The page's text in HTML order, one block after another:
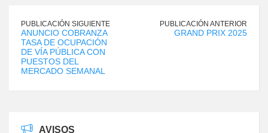
PUBLICACIÓN SIGUIENTE
ANUNCIO COBRANZA
TASA DE OCUPACIÓN
DE VÍA PÚBLICA CON
PUESTOS DEL
MERCADO SEMANAL
PUBLICACIÓN ANTERIOR
GRAND PRIX 2025
AVISOS